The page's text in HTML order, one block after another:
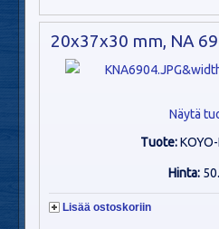
20x37x30 mm, NA
Näytä
Tuote:
Hinta:
Lisää ostoskoriin